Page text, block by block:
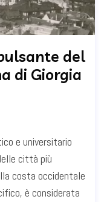
del
di Giorgia
e universitario
città più
costa occidentale
è considerata